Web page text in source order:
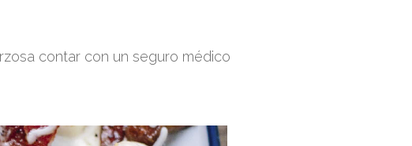
contar con un seguro médico